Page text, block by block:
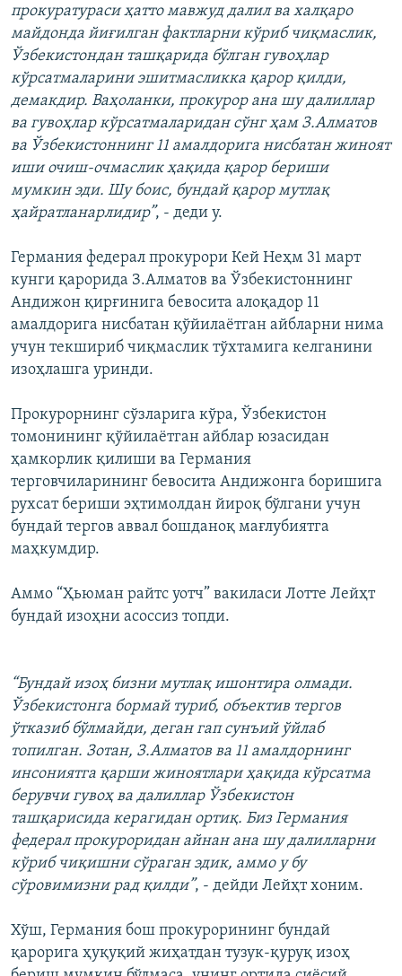
прокуратураси ҳатто мавжуд далил ва халқаро
майдонда йиғилган фактларни кўриб чиқмаслик,
Ўзбекистондан ташқарида бўлган гувоҳлар
кўрсатмаларини эшитмасликка қарор қилди,
демакдир. Ваҳоланки, прокурор ана шу далиллар
ва гувоҳлар кўрсатмаларидан сўнг ҳам З.Алматов
ва Ўзбекистоннинг 11 амалдорига нисбатан жиноят
иши очиш-очмаслик ҳақида қарор бериши
мумкин эди. Шу боис, бундай қарор мутлақ
ҳайратланарлидир”, - деди у.
Германия федерал прокурори Кей Неҳм 31 март
кунги қарорида З.Алматов ва Ўзбекистоннинг
Андижон қирғинига бевосита алоқадор 11
амалдорига нисбатан қўйилаëтган айбларни нима
учун текшириб чиқмаслик тўхтамига келганини
изоҳлашга уринди.
Прокурорнинг сўзларига кўра, Ўзбекистон
томонининг қўйилаëтган айблар юзасидан
ҳамкорлик қилиши ва Германия
терговчиларининг бевосита Андижонга боришига
рухсат бериши эҳтимолдан йироқ бўлгани учун
бундай тергов аввал бошданоқ мағлубиятга
маҳкумдир.
Аммо “Ҳьюман райтс уотч” вакиласи Лотте Лейҳт
бундай изоҳни асоссиз топди.
“Бундай изоҳ бизни мутлақ ишонтира олмади.
Ўзбекистонга бормай туриб, объектив тергов
ўтказиб бўлмайди, деган гап сунъий ўйлаб
топилган. Зотан, З.Алматов ва 11 амалдорнинг
инсониятга қарши жиноятлари ҳақида кўрсатма
берувчи гувоҳ ва далиллар Ўзбекистон
ташқарисида керагидан ортиқ. Биз Германия
федерал прокуроридан айнан ана шу далилларни
кўриб чиқишни сўраган эдик, аммо у бу
сўровимизни рад қилди”, - дейди Лейҳт хоним.
Хўш, Германия бош прокурорининг бундай
қарорига ҳуқуқий жиҳатдан тузук-қуруқ изоҳ